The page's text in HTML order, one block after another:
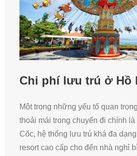
Chi phí lưu trú ở Hồ
Một trong những yếu tố quan
thoải mái trong chuyến đi chính
Cốc, hệ thống lưu trú khá đa
resort cao cấp cho đến nhà nghỉ